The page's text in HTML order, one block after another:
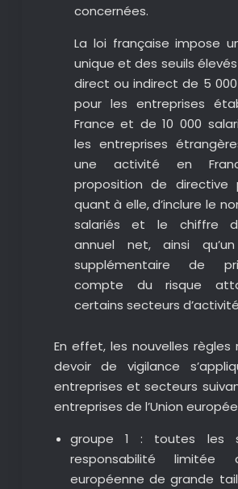
concernées.
La loi française impose
unique et des seuils
direct ou indirect de 5
pour les entreprises
France et de 10 000
les entreprises
une activité en
proposition de directive
quant à elle, d’inclure le
salariés et le chiffre
annuel net, ainsi
supplémentaire de
compte du risque
certains secteurs
En effet, les nouvelles règles
devoir de vigilance
entreprises et secteurs
entreprises de l’Union
groupe 1 : toutes les
responsabilité limitée
européenne de grande